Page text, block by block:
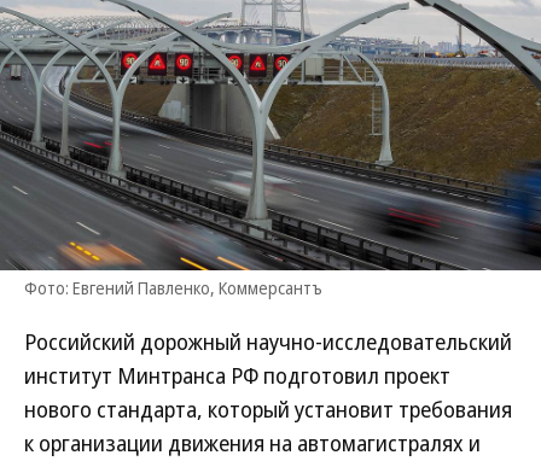
Фото: Евгений Павленко, Коммерсантъ
Российский дорожный научно-исследовательский
институт Минтранса РФ подготовил проект
нового стандарта, который установит требования
к организации движения на автомагистралях и